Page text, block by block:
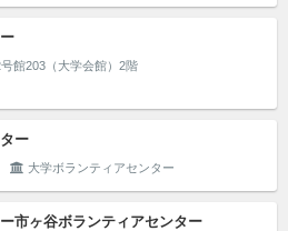
館203（大学会館）2階
ー
大学ボランティアセンター
市ヶ谷ボランティアセンター